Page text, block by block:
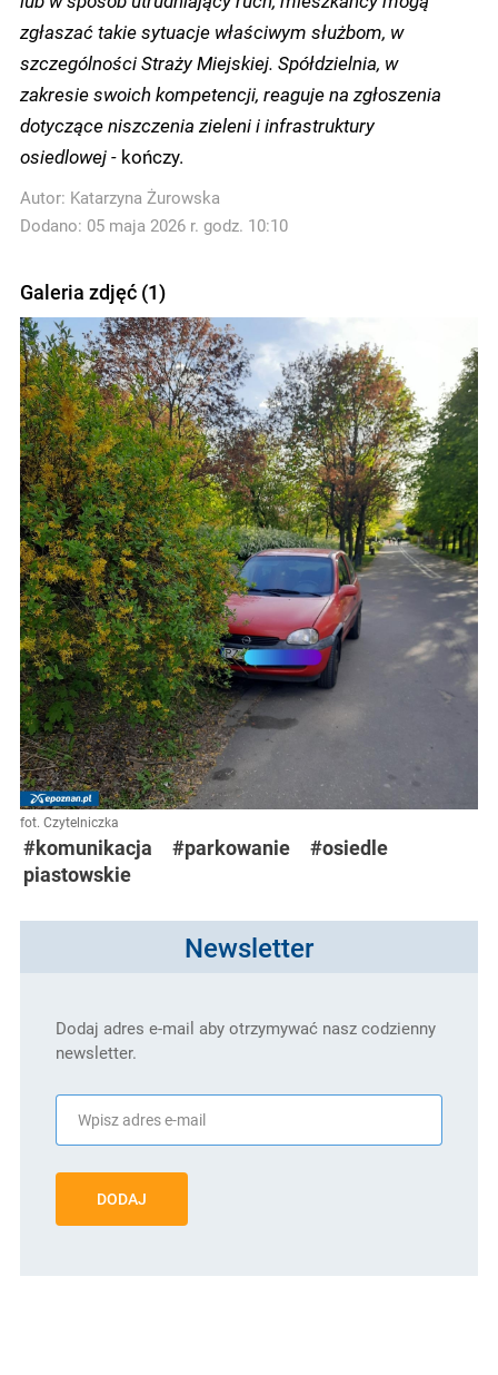
zgłaszać takie sytuacje właściwym służbom, w
szczególności Straży Miejskiej. Spółdzielnia, w
zakresie swoich kompetencji, reaguje na zgłoszenia
dotyczące niszczenia zieleni i infrastruktury
osiedlowej - kończy.
Autor: Katarzyna Żurowska
Dodano: 05 maja 2026 r. godz. 10:10
Galeria zdjęć (1)
fot. Czytelniczka
#komunikacja #parkowanie
#osiedle
piastowskie
Newsletter
Dodaj adres e-mail aby otrzymywać nasz codzienny
newsletter.
DODAJ